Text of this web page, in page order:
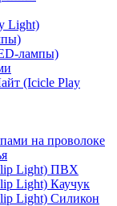
Light)
лампы)
(Icicle Play
на проволоке
Light) ПВХ
Light) Каучук
Light) Силикон